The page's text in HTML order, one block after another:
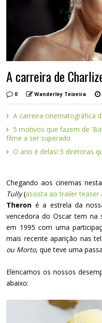
A carreira de
0 Wanderley Teixeira
A carreira cinematográfica
5 motivos que fazem de
filme a ser superado
O ano é delas! 5 diretoras
Chegando aos cinemas
Tully(assista ao trailer teaser
Theron é a estrela da
vencedora do Oscar tem na
em 1995 com uma
mais recente aparição nas
ou Morto, que teve uma
Elencamos os nossos
abaixo: